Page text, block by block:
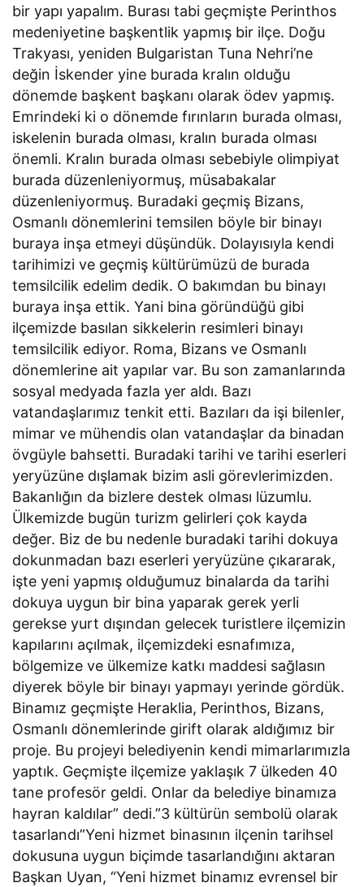
bir yapı yapalım. Burası tabi geçmişte Perinthos
medeniyetine başkentlik yapmış bir ilçe. Doğu
Trakyası, yeniden Bulgaristan Tuna Nehri’ne
değin İskender yine burada kralın olduğu
dönemde başkent başkanı olarak ödev yapmış.
Emrindeki ki o dönemde fırınların burada olması,
iskelenin burada olması, kralın burada olması
önemli. Kralın burada olması sebebiyle olimpiyat
burada düzenleniyormuş, müsabakalar
düzenleniyormuş. Buradaki geçmiş Bizans,
Osmanlı dönemlerini temsilen böyle bir binayı
buraya inşa etmeyi düşündük. Dolayısıyla kendi
tarihimizi ve geçmiş kültürümüzü de burada
temsilcilik edelim dedik. O bakımdan bu binayı
buraya inşa ettik. Yani bina göründüğü gibi
ilçemizde basılan sikkelerin resimleri binayı
temsilcilik ediyor. Roma, Bizans ve Osmanlı
dönemlerine ait yapılar var. Bu son zamanlarında
sosyal medyada fazla yer aldı. Bazı
vatandaşlarımız tenkit etti. Bazıları da işi bilenler,
mimar ve mühendis olan vatandaşlar da binadan
övgüyle bahsetti. Buradaki tarihi ve tarihi eserleri
yeryüzüne dışlamak bizim asli görevlerimizden.
Bakanlığın da bizlere destek olması lüzumlu.
Ülkemizde bugün turizm gelirleri çok kayda
değer. Biz de bu nedenle buradaki tarihi dokuya
dokunmadan bazı eserleri yeryüzüne çıkararak,
işte yeni yapmış olduğumuz binalarda da tarihi
dokuya uygun bir bina yaparak gerek yerli
gerekse yurt dışından gelecek turistlere ilçemizin
kapılarını açılmak, ilçemizdeki esnafımıza,
bölgemize ve ülkemize katkı maddesi sağlasın
diyerek böyle bir binayı yapmayı yerinde gördük.
Binamız geçmişte Heraklia, Perinthos, Bizans,
Osmanlı dönemlerinde girift olarak aldığımız bir
proje. Bu projeyi belediyenin kendi mimarlarımızla
yaptık. Geçmişte ilçemize yaklaşık 7 ülkeden 40
tane profesör geldi. Onlar da belediye binamıza
hayran kaldılar” dedi.”3 kültürün sembolü olarak
tasarlandı”Yeni hizmet binasının ilçenin tarihsel
dokusuna uygun biçimde tasarlandığını aktaran
Başkan Uyan, “Yeni hizmet binamız evrensel bir